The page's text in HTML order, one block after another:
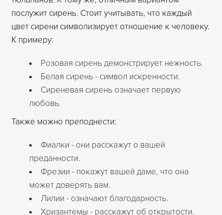
послужит сирень. Стоит учитывать, что каждый
цвет сирени символизирует отношение к человеку.
К примеру:
Розовая сирень демонстрирует нежность.
Белая сирень - символ искренности.
Сиреневая сирень означает первую
любовь.
Также можно преподнести:
Фиалки - они расскажут о вашей
преданности.
Фрезии - покажут вашей даме, что она
может доверять вам.
Лилии - означают благодарность.
Хризантемы - расскажут об открытости.